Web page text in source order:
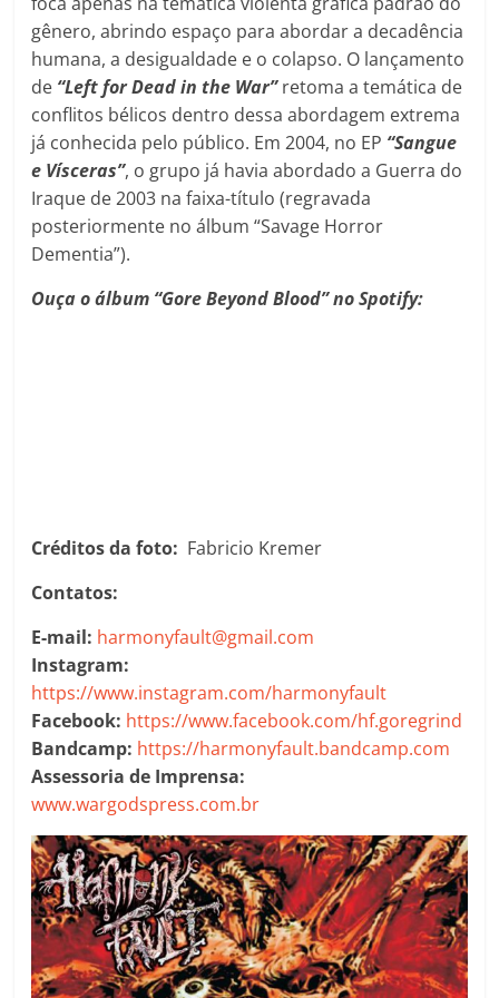
gênero, abrindo espaço para abordar a decadência
humana, a desigualdade e o colapso. O lançamento
de “Left for Dead in the War”retoma a temática de
conflitos bélicos dentro dessa abordagem extrema
já conhecida pelo público. Em 2004, no EP “Sangue
e Vísceras”, o grupo já havia abordado a Guerra do
Iraque de 2003 na faixa-título (regravada
posteriormente no álbum “Savage Horror
Dementia”).
Ouça o álbum “Gore Beyond Blood” no Spotify:
Créditos da foto: Fabricio Kremer
Contatos:
E-mail: harmonyfault@gmail.com
Instagram:
https://www.instagram.com/harmonyfault
Facebook: https://www.facebook.com/hf.goregrind
Bandcamp: https://harmonyfault.bandcamp.com
Assessoria de Imprensa:
www.wargodspress.com.br